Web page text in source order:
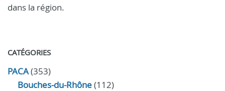
dans la région.
CATÉGORIES
PACA(353)
Bouches-du-Rhône(112)